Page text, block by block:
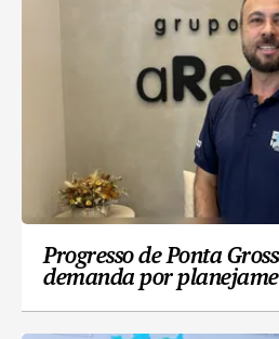
Progresso de Ponta
demanda por